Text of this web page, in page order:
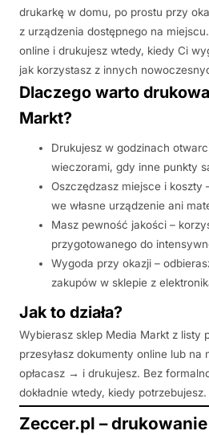
drukarkę w domu, po prostu przy
z urządzenia dostępnego na
online i drukujesz wtedy, kiedy Ci
jak korzystasz z innych
Dlaczego warto
Markt?
Drukujesz w godzinach
wieczorami, gdy inne punkty
Oszczędzasz miejsce i koszty
we własne urządzenie ani
Masz pewność jakości –
przygotowanego do
Wygoda przy okazji –
zakupów w sklepie z
Jak to działa?
Wybierasz sklep Media Markt z listy
przesyłasz dokumenty online lub
opłacasz → i drukujesz. Bez
dokładnie wtedy, kiedy potrzebujesz.
Zeccer.pl –